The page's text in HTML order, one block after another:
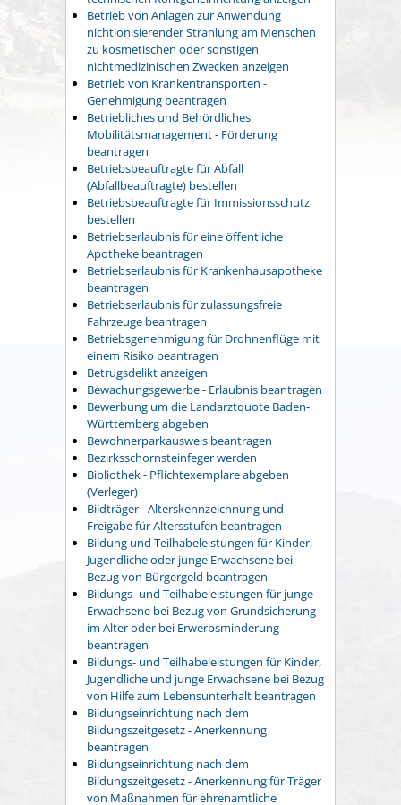
Betrieb von Anlagen zur Anwendung
nichtionisierender Strahlung am Menschen
zu kosmetischen oder sonstigen
nichtmedizinischen Zwecken anzeigen
Betrieb von Krankentransporten -
Genehmigung beantragen
Betriebliches und Behördliches
Mobilitätsmanagement - Förderung
beantragen
Betriebsbeauftragte für Abfall
(Abfallbeauftragte) bestellen
Betriebsbeauftragte für Immissionsschutz
bestellen
Betriebserlaubnis für eine öffentliche
Apotheke beantragen
Betriebserlaubnis für Krankenhausapotheke
beantragen
Betriebserlaubnis für zulassungsfreie
Fahrzeuge beantragen
Betriebsgenehmigung für Drohnenflüge mit
einem Risiko beantragen
Betrugsdelikt anzeigen
Bewachungsgewerbe - Erlaubnis beantragen
Bewerbung um die Landarztquote Baden-
Württemberg abgeben
Bewohnerparkausweis beantragen
Bezirksschornsteinfeger werden
Bibliothek - Pflichtexemplare abgeben
(Verleger)
Bildträger - Alterskennzeichnung und
Freigabe für Altersstufen beantragen
Bildung und Teilhabeleistungen für Kinder,
Jugendliche oder junge Erwachsene bei
Bezug von Bürgergeld beantragen
Bildungs- und Teilhabeleistungen für junge
Erwachsene bei Bezug von Grundsicherung
im Alter oder bei Erwerbsminderung
beantragen
Bildungs- und Teilhabeleistungen für Kinder,
Jugendliche und junge Erwachsene bei Bezug
von Hilfe zum Lebensunterhalt beantragen
Bildungseinrichtung nach dem
Bildungszeitgesetz - Anerkennung
beantragen
Bildungseinrichtung nach dem
Bildungszeitgesetz - Anerkennung für Träger
von Maßnahmen für ehrenamtliche